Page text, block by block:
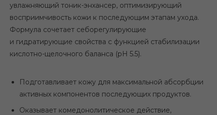
увлажняющий тоник-энхансер, оптимизирующий
восприимчивость кожи к последующим этапам ухода.
Формула сочетает себорегулирующие
и гидратирующие свойства с функцией стабилизации
кислотно-щелочного баланса (pH 5.5).
Подготавливает кожу для максимальной абсорбции
активных компонентов последующих продуктов.
Оказывает комедонолитическое действие,